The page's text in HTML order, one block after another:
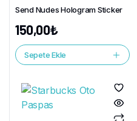
Send Nudes Hologram Sticker
150,00₺
Sepete Ekle